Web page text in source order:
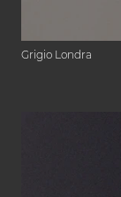
Grigio Londra